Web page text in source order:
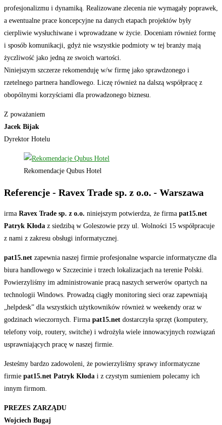
profesjonalizmu i dynamiką. Realizowane zlecenia nie wymagały poprawek,
a ewentualne prace koncepcyjne na danych etapach projektów były
cierpliwie wysłuchiwane i wprowadzane w życie. Doceniam również formę
i sposób komunikacji, gdyż nie wszystkie podmioty w tej branży mają
życzliwość jako jedną ze swoich wartości.
Niniejszym szczerze rekomenduję w/w firmę jako sprawdzonego i
rzetelnego partnera handlowego. Liczę również na dalszą współpracę z
obopólnymi korzyściami dla prowadzonego biznesu.
Z poważaniem
Jacek Bijak
Dyrektor Hotelu
Rekomendacje Qubus Hotel
Referencje - Ravex Trade sp. z o.o. - Warszawa
irma Ravex Trade sp. z o.o. niniejszym potwierdza, że firma pat15.net
Patryk Kłoda z siedzibą w Goleszowie przy ul. Wolności 15 współpracuje
z nami z zakresu obsługi informatycznej.
pat15.net zapewnia naszej firmie profesjonalne wsparcie informatyczne dla
biura handlowego w Szczecinie i trzech lokalizacjach na terenie Polski.
Powierzyliśmy im administrowanie pracą naszych serwerów opartych na
technologii Windows. Prowadzą ciągły monitoring sieci oraz zapewniają
„helpdesk” dla wszystkich użytkowników również w weekendy oraz w
godzinach wieczornych. Firma pat15.net dostarczyła sprzęt (komputery,
telefony voip, routery, switche) i wdrożyła wiele innowacyjnych rozwiązań
usprawniających pracę w naszej firmie.
Jesteśmy bardzo zadowoleni, że powierzyliśmy sprawy informatyczne
firmie pat15.net Patryk Kłoda i z czystym sumieniem polecamy ich
innym firmom.
PREZES ZARZĄDU
Wojciech Bugaj